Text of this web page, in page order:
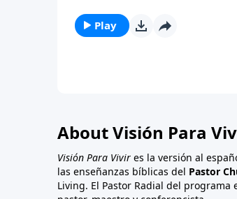
únicamente una palabra para
modelada por todos. Este
Play
About Visión Para
Visión Para Vivir es la versión al
las enseñanzas bíblicas del Pastor
Living. El Pastor Radial del programa